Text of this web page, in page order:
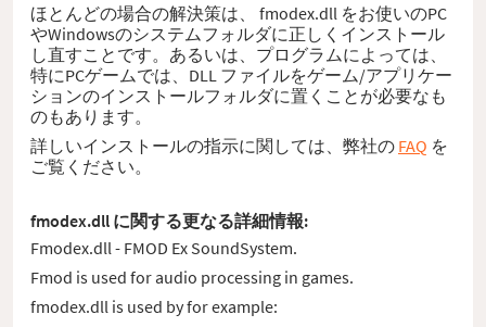
ほとんどの場合の解決策は、 fmodex.dll をお使いのPC
やWindowsのシステムフォルダに正しくインストール
し直すことです。あるいは、プログラムによっては、
特にPCゲームでは、DLL ファイルをゲーム/アプリケー
ションのインストールフォルダに置くことが必要なも
のもあります。
詳しいインストールの指示に関しては、弊社の FAQ を
ご覧ください。
fmodex.dll に関する更なる詳細情報:
Fmodex.dll - FMOD Ex SoundSystem.
Fmod is used for audio processing in games.
fmodex.dll is used by for example: